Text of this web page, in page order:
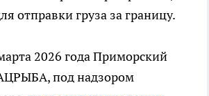
отправки груза за границу.
2026 года Приморский
под надзором